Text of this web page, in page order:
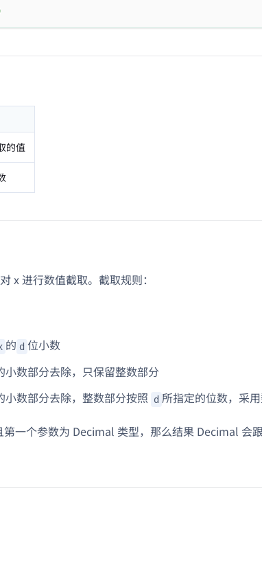
的值
x 进行数值截取。截取规则：
的 d 位小数
小数部分去除，只保留整数部分
小数部分去除，整数部分按照 d 所指定的位数，采
第一个参数为 Decimal 类型，那么结果 Decimal 会